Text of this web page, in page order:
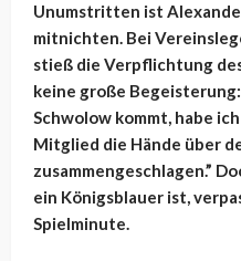
Unumstritten ist
mitnichten. Bei
stieß die Verpflichtung
keine große
Schwolow kommt, habe
Mitglied die Hände über
zusammengeschlagen.”
ein Königsblauer ist,
Spielminute.